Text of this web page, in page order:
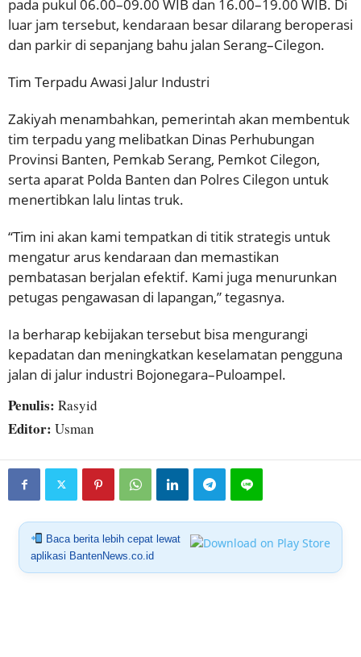
pada pukul 06.00–09.00 WIB dan 16.00–19.00 WIB. Di
luar jam tersebut, kendaraan besar dilarang beroperasi
dan parkir di sepanjang bahu jalan Serang–Cilegon.
Tim Terpadu Awasi Jalur Industri
Zakiyah menambahkan, pemerintah akan membentuk
tim terpadu yang melibatkan Dinas Perhubungan
Provinsi Banten, Pemkab Serang, Pemkot Cilegon,
serta aparat Polda Banten dan Polres Cilegon untuk
menertibkan lalu lintas truk.
“Tim ini akan kami tempatkan di titik strategis untuk
mengatur arus kendaraan dan memastikan
pembatasan berjalan efektif. Kami juga menurunkan
petugas pengawasan di lapangan,” tegasnya.
Ia berharap kebijakan tersebut bisa mengurangi
kepadatan dan meningkatkan keselamatan pengguna
jalan di jalur industri Bojonegara–Puloampel.
Penulis: Rasyid
Editor: Usman
Baca berita lebih cepat lewat
aplikasi BantenNews.co.id